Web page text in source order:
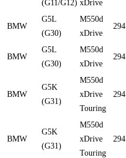
(G11/G12) xDrive
BMW
G5L
(G30)
M550d
xDrive
294
BMW
G5L
(G30)
M550d
xDrive
294
BMW
G5K
(G31)
M550d
xDrive
Touring
294
BMW
G5K
(G31)
M550d
xDrive
Touring
294